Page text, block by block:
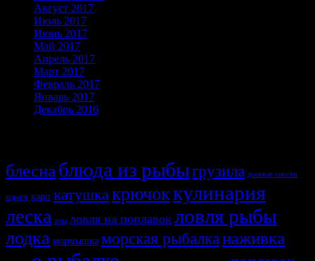
Август 2017
Июль 2017
Июнь 2017
Май 2017
Апрель 2017
Март 2017
Февраль 2017
Январь 2017
Декабрь 2016
блесна блюда из рыбыгрузила донные снасти
карась карп катушкакрючоккулинария
леска лещ ловля на поплавок ловля рыбы
лодка мормышка морская рыбалканаживка